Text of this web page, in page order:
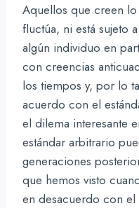
Aquellos que creen
fluctúa, ni está sujeto
algún individuo en
con creencias
los tiempos y, por lo
acuerdo con el
el dilema interesante
estándar arbitrario
generaciones
que hemos visto
en desacuerdo con